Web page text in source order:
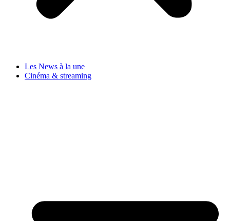
Les News à la une
Cinéma & streaming